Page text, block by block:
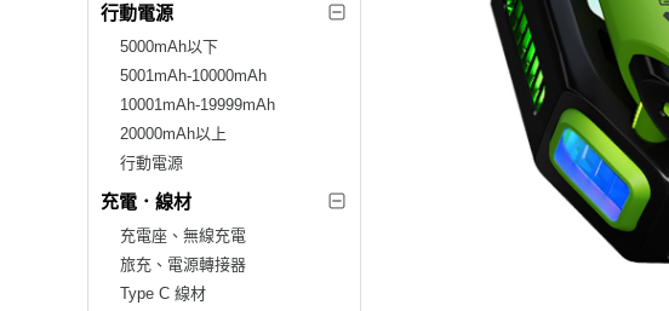
行動電源
5000mAh以下
5001mAh-10000mAh
10001mAh-19999mAh
20000mAh以上
行動電源
充電．線材
充電座、無線充電
旅充、電源轉接器
Type C 線材